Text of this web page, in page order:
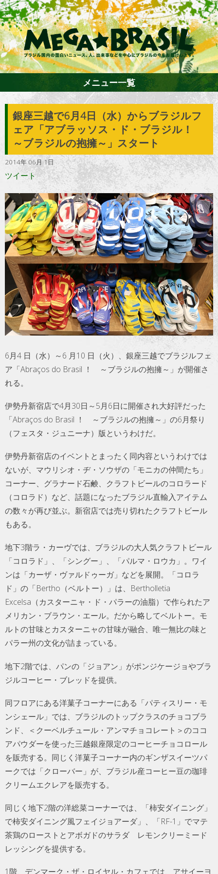
ホーム
ファション
エンターテイメント
グルメ
トラベル
サッカー
PEOPLE
ビジネス
コラム
メニュー一覧
銀座三越で6月4日（水）からブラジルフ
ェア「アブラッソス・ド・ブラジル！
～ブラジルの抱擁～」スタート
2014年 06月 1日
ツイート
6月4 日（水）～6 月10 日（火）、銀座三越でブラジルフェ
ア「Abraços do Brasil ！ ～ブラジルの抱擁～」が開催さ
れる。
伊勢丹新宿店で4月30日～5月6日に開催され大好評だった
「Abraços do Brasil ！ ～ブラジルの抱擁～」の6月祭り
（フェスタ・ジュニーナ）版というわけだ。
伊勢丹新宿店のイベントとまったく同内容というわけでは
ないが、マウリシオ・ヂ・ソウザの「モニカの仲間たち」
コーナー、グラナード石鹸、クラフトビールのコロラード
（コロラド）など、話題になったブラジル直輸入アイテム
の数々が再び並ぶ。新宿店では売り切れたクラフトビール
もある。
地下3階ラ・カーヴでは、ブラジルの大人気クラフトビール
「コロラド」、「シングー」、「パルマ・ロウカ」。ワイ
ンは「カーザ・ヴァルドゥーガ」などを展開。「コロラ
ド」の「Bertho（ベルトー）」は、Bertholletia
Excelsa（カスターニャ・ド・パラーの油脂）で作られたア
メリカン・ブラウン・エール。だから略してベルトー。モ
ルトの甘味とカスターニャの甘味が融合、唯一無比の味と
パラー州の文化が詰まっている。
地下2階では、パンの「ジョアン」がポンジケージョやブラ
ジルコーヒー・ブレッドを提供。
同フロアにある洋菓子コーナーにある「パティスリー・モ
ンシェール」では、ブラジルのトップクラスのチョコブラ
ンド、＜クーベルチュール・アンマチョコレート＞のココ
アパウダーを使った三越銀座限定のコーヒーチョコロール
を販売する。同じく洋菓子コーナー内のギンザスイーツパ
ークでは「クローバー」が、ブラジル産コーヒー豆の珈琲
クリームエクレアを販売する。
同じく地下2階の洋総菜コーナーでは、「柿安ダイニング」
で柿安ダイニング風フェイジョアーダ」、「RF-1」でマテ
茶鶏のローストとアボガドのサラダ レモンクリーミード
レッシングを提供する。
1階、デンマーク・ザ・ロイヤル・カフェでは、アサイーヨ